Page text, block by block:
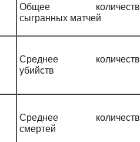
Общее
сыгранных матчей
Среднее
убийств
Среднее
смертей